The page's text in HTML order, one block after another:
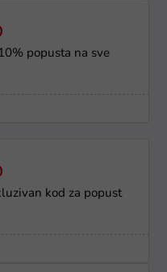
popusta na sve
kod za popust